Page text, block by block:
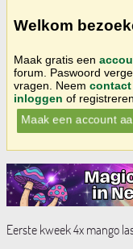
Welkom
Maak gratis een
forum. Paswoord
vragen. Neem contact
inloggen of registreren.
Maak een account
Eerste kweek 4x mango